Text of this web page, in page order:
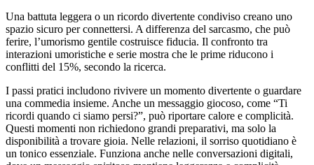
Una battuta leggera o un ricordo divertente condiviso creano uno
spazio sicuro per connettersi. A differenza del sarcasmo, che può
ferire, l’umorismo gentile costruisce fiducia. Il confronto tra
interazioni umoristiche e serie mostra che le prime riducono i
conflitti del 15%, secondo la ricerca.
I passi pratici includono rivivere un momento divertente o guardare
una commedia insieme. Anche un messaggio giocoso, come “Ti
ricordi quando ci siamo persi?”, può riportare calore e complicità.
Questi momenti non richiedono grandi preparativi, ma solo la
disponibilità a trovare gioia. Nelle relazioni, il sorriso quotidiano è
un tonico essenziale. Funziona anche nelle conversazioni digitali,